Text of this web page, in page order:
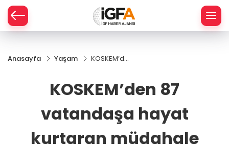
Anasayfa Yaşam
KOSKEM’den
hayat
müdahale
KOSKEM’den 87
vatandaşa hayat
kurtaran müdahale